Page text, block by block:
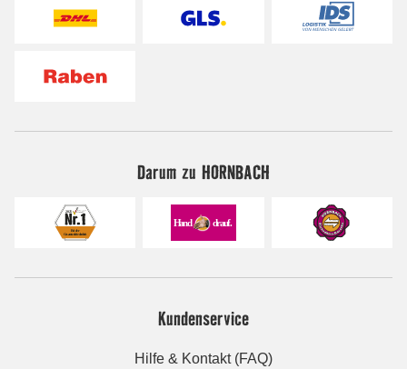
Darum zu HORNBACH
Kundenservice
Hilfe & Kontakt (FAQ)